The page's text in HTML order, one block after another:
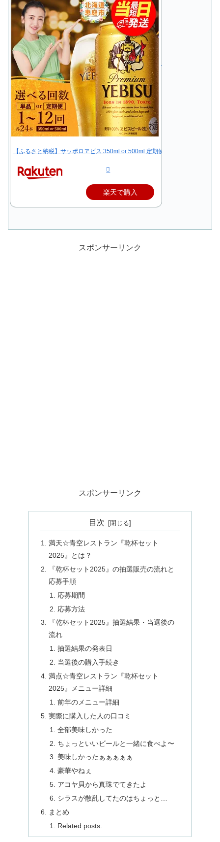
【ふるさと納税】サッポロヱビス 350ml or 500ml 定期便（1～12回） 選べ
楽天で購入
スポンサーリンク
スポンサーリンク
目次
満天☆青空レストラン『乾杯セット
2025』とは？
『乾杯セット2025』の抽選販売の流れと
応募手順
応募期間
応募方法
『乾杯セット2025』抽選結果・当選後の
流れ
抽選結果の発表日
当選後の購入手続き
満点☆青空レストラン『乾杯セット
2025』メニュー詳細
前年のメニュー詳細
実際に購入した人の口コミ
全部美味しかった
ちょっといいビールと一緒に食べよ〜
美味しかったぁぁぁぁぁ
豪華やねぇ
アコヤ貝から真珠でてきたよ
シラスが散乱してたのはちょっと…
まとめ
Related posts: